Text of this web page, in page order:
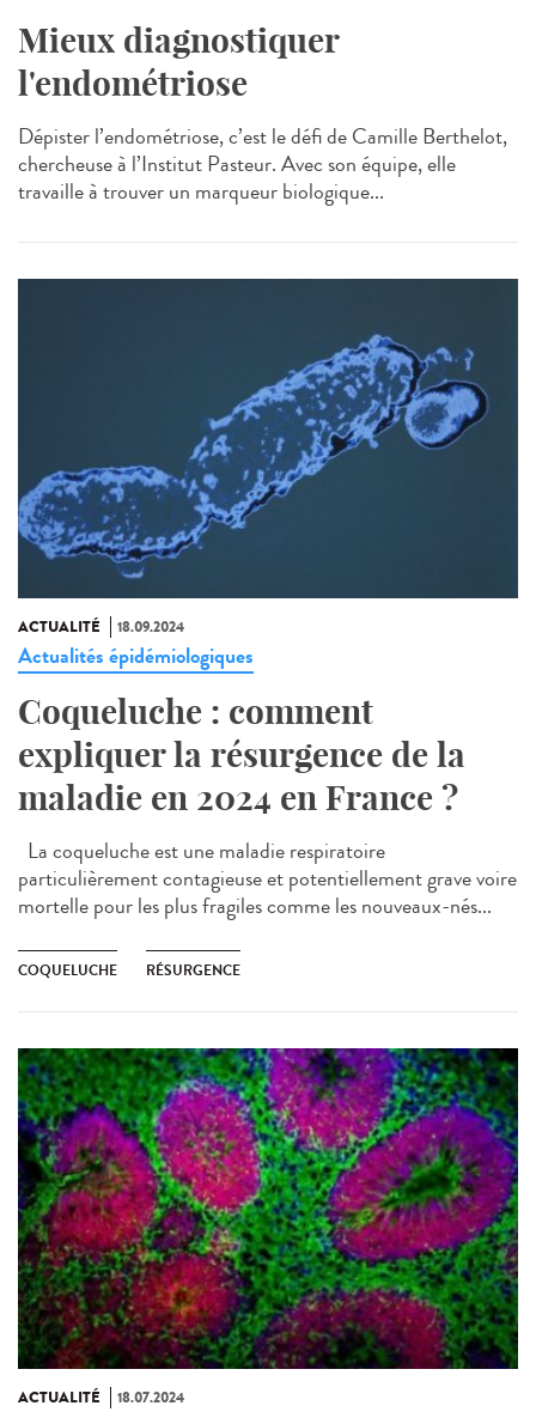
Mieux diagnostiquer
l'endométriose
Dépister l’endométriose, c’est le défi de Camille Berthelot,
chercheuse à l’Institut Pasteur. Avec son équipe, elle
travaille à trouver un marqueur biologique...
ACTUALITÉ 18.09.2024
Actualités épidémiologiques
Coqueluche : comment
expliquer la résurgence de la
maladie en 2024 en France ?
La coqueluche est une maladie respiratoire
particulièrement contagieuse et potentiellement grave voire
mortelle pour les plus fragiles comme les nouveaux-nés...
COQUELUCHE RÉSURGENCE
ACTUALITÉ 18.07.2024